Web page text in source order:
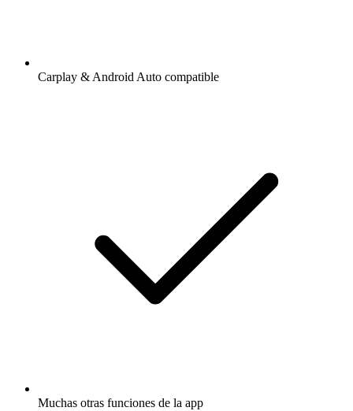
Carplay & Android Auto compatible
Muchas otras funciones de la app